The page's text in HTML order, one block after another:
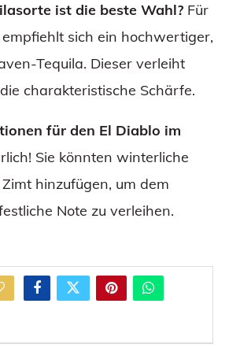
ist die beste Wahl? Für
sich ein hochwertiger,
Tequila. Dieser verleiht
charakteristische Schärfe.
für den El Diablo im
Sie könnten winterliche
hinzufügen, um dem
Note zu verleihen.